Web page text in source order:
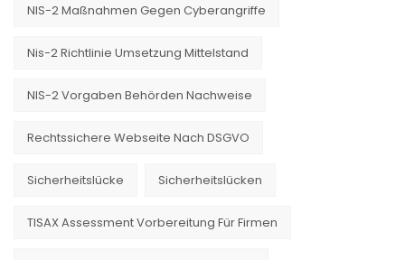
NIS-2 Maßnahmen Gegen Cyberangriffe
Nis-2 Richtlinie Umsetzung Mittelstand
NIS-2 Vorgaben Behörden Nachweise
Rechtssichere Webseite Nach DSGVO
Sicherheitslücke Sicherheitslücken
TISAX Assessment Vorbereitung Für Firmen